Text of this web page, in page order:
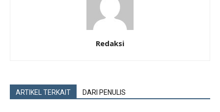
Redaksi
ARTIKEL TERKAIT DARI PENULIS